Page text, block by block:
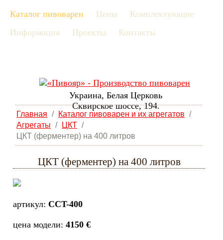
Каталог пивоварен Цены
Комплектующие
Информация
Проекты Контакты
Украина, Белая Церковь
Сквирское шоссе, 194.
Главная / Каталог пивоварен и их агрегатов
/
Агрегаты
/ ЦКТ /
ЦКТ (ферментер) на 400 литров
ЦКТ (ферментер) на 400 литров
артикул:CCT-400
цена модели:4150 €